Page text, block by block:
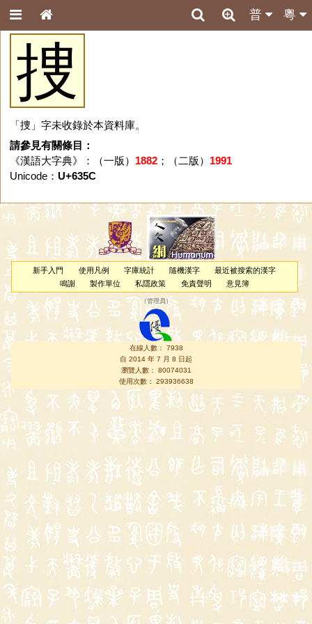
粵
普
捜
「捜」字未收錄於本資料庫。
請參見有關條目：
《漢語大字典》：（一版） 1882；（二版） 1991
Unicode： U+635C
新手入門 使用凡例 字庫統計 隨機漢字
最近被搜索的漢字
鳴謝
製作單位 私隱政策 免責聲明 意見簿
（管理員 ）
在線人數： 7938
自 2014 年 7 月 8 日起
瀏覽人數： 80074031
使用次數： 293936638